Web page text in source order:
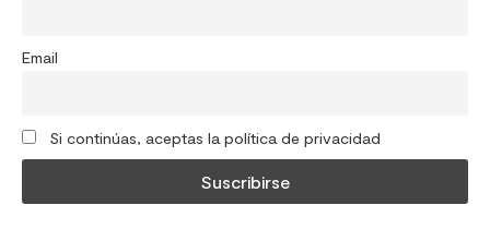
Email
Si continúas, aceptas la política de privacidad